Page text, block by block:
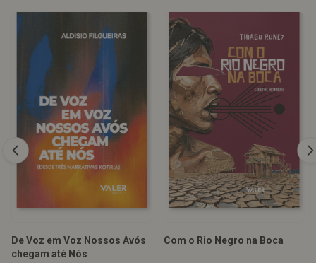
De Voz em Voz Nossos Avós
chegam até Nós
Com o Rio Negro na Boca